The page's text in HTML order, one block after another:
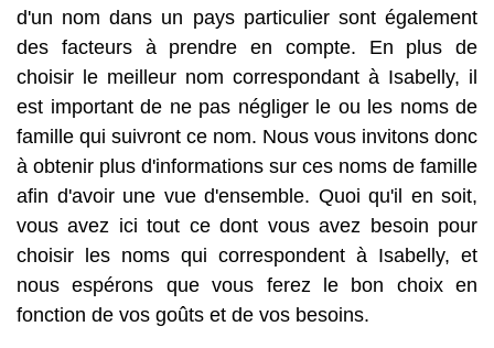
d'un nom dans un pays particulier sont également
des facteurs à prendre en compte. En plus de
choisir le meilleur nom correspondant à Isabelly, il
est important de ne pas négliger le ou les noms de
famille qui suivront ce nom. Nous vous invitons donc
à obtenir plus d'informations sur ces noms de famille
afin d'avoir une vue d'ensemble. Quoi qu'il en soit,
vous avez ici tout ce dont vous avez besoin pour
choisir les noms qui correspondent à Isabelly, et
nous espérons que vous ferez le bon choix en
fonction de vos goûts et de vos besoins.